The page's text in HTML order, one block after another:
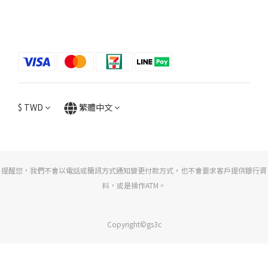
$ TWD 繁體中文
提醒您，我們不會以電話或簡訊方式通知變更付款方式，也不會要求客戶提供銀行資
料，或是操作ATM。
Copyright©gs3c